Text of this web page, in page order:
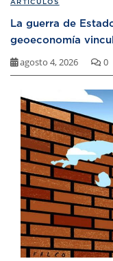
ARTÍCULOS
La guerra de
geoeconomía
agosto 4, 2026 0